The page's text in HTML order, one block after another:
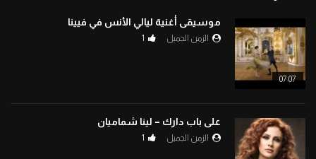
07:07
موسيقى أغنية ليالي الأنس في فيينا
الزمن الجميل 1
على باب دارك – لينا شماميان
الزمن الجميل 1